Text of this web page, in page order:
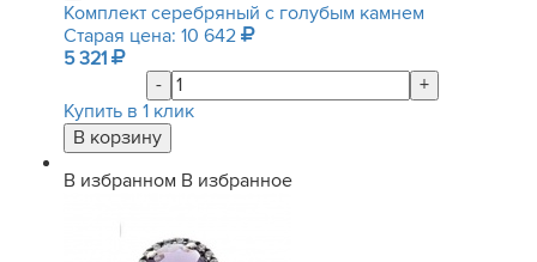
Комплект серебряный с голубым камнем
Старая цена: 10 642
5 321
-
+
Купить в 1 клик
В избранном В избранное